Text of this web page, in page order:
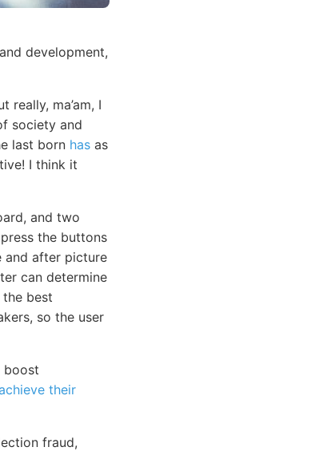
development,
really, ma’am, I
society and
last born has as
I think it
and two
the buttons
and after picture
can determine
best
so the user
boost
their
fraud,